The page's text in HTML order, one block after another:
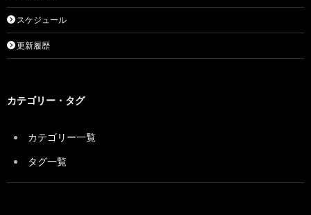
スケジュール
更新履歴
カテゴリー・タグ
カテゴリー一覧
タグ一覧